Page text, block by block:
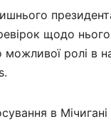
щодо
ролі в
в